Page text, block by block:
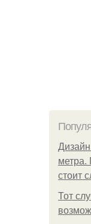
метра.
стоит
Тот